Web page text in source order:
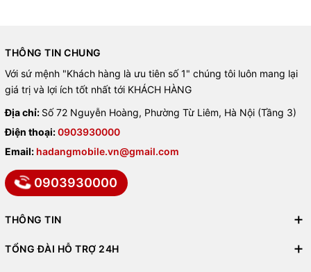
THÔNG TIN CHUNG
Với sứ mệnh "Khách hàng là ưu tiên số 1" chúng tôi luôn mang lại
giá trị và lợi ích tốt nhất tới KHÁCH HÀNG
Địa chỉ: Số 72 Nguyễn Hoàng, Phường Từ Liêm, Hà Nội (Tầng 3)
Điện thoại:0903930000
Email: hadangmobile.vn@gmail.com
0903930000
THÔNG TIN
TỔNG ĐÀI HỖ TRỢ 24H